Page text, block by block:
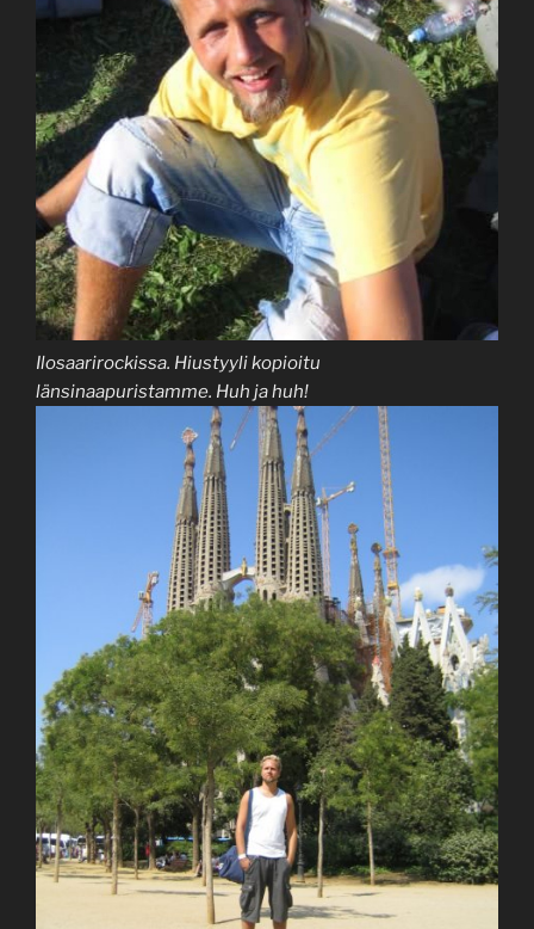
Ilosaarirockissa. Hiustyyli kopioitu
länsinaapuristamme. Huh ja huh!